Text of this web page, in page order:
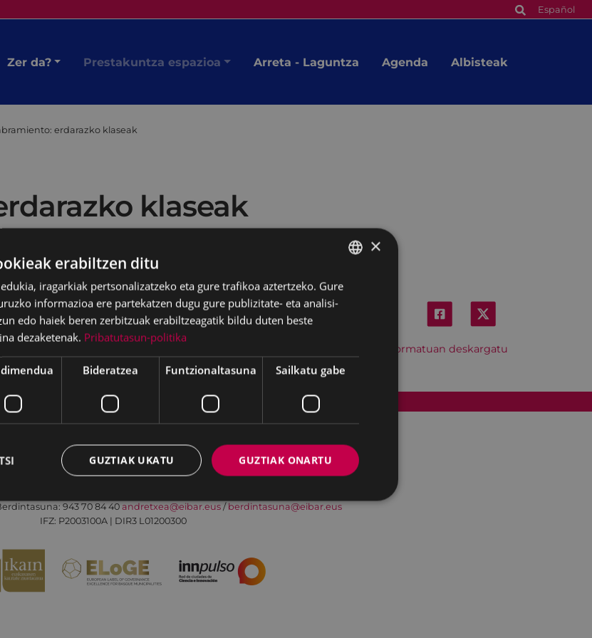
Español
Zer da? Prestakuntza espazioa Arreta - Laguntza Agenda Albisteak
erdarazko klaseak
klaseak
Hitzordu hau iCal formatuan deskargatu
Kontaktua Lege-oharra Cookien politika
Udalaren sare sozial guztiak
943 70 84 40andretxea@eibar.eus/ berdintasuna@eibar.eus
IFZ: P2003100A | DIR3 L01200300
BASQUE
SPANISH
×
erabiltzen ditu
iragarkiak pertsonalizatzeko eta gure trafikoa aztertzeko. Gure
informazioa ere partekatzen dugu gure publizitate- eta analisi-
edo haiek beren zerbitzuak erabiltzeagatik bildu duten beste
dezaketenak. Pribatutasun-politika
Bideratzea Funtzionaltasuna Sailkatu gabe
GUZTIAK ONARTU
GUZTIAK UKATU